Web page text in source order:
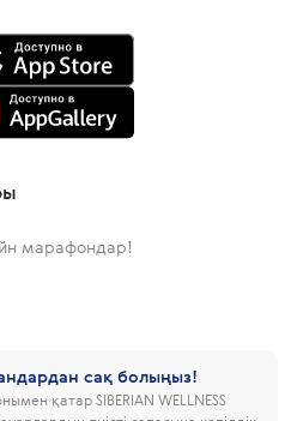
марафондар!
сақ болыңыз!
қатар SIBERIAN WELLNESS